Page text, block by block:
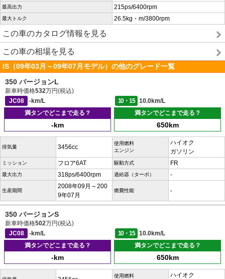
最高出力 215ps/6400rpm
最大トルク 26.5kg・m/3800rpm
この車のカタログ情報を見る
この車の相場を見る
IS（09年03月～09年07月モデル）の他のグレード一覧
350 バージョンL
新車時価格532万円(税込)
JC08
-km/L 10・15
10.0km/L
満タンでどこまで走る？
-km
満タンでどこまで走る？
650km
排気量 3456cc
使用燃料
エンジン
ハイオク
ガソリン
ミッション フロア6AT 駆動方式 FR
最大出力 318ps/6400rpm 過給器（ターボ） -
生産期間
2008年09月～200
9年07月
燃費性能 -
350 バージョンS
新車時価格502万円(税込)
JC08
-km/L 10・15
10.0km/L
満タンでどこまで走る？
-km
満タンでどこまで走る？
650km
使用燃料
ハイオク